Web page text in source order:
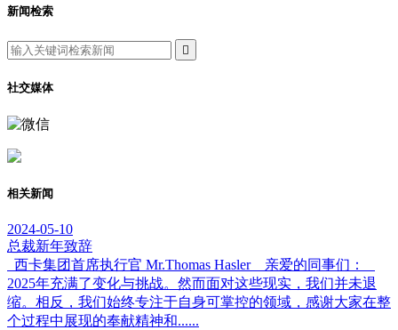
新闻检索

社交媒体
相关新闻
2024-05-10
总裁新年致辞
西卡集团首席执行官 Mr.Thomas Hasler 亲爱的同事们：
2025年充满了变化与挑战。然而面对这些现实，我们并未退
缩。相反，我们始终专注于自身可掌控的领域，感谢大家在整
个过程中展现的奉献精神和......